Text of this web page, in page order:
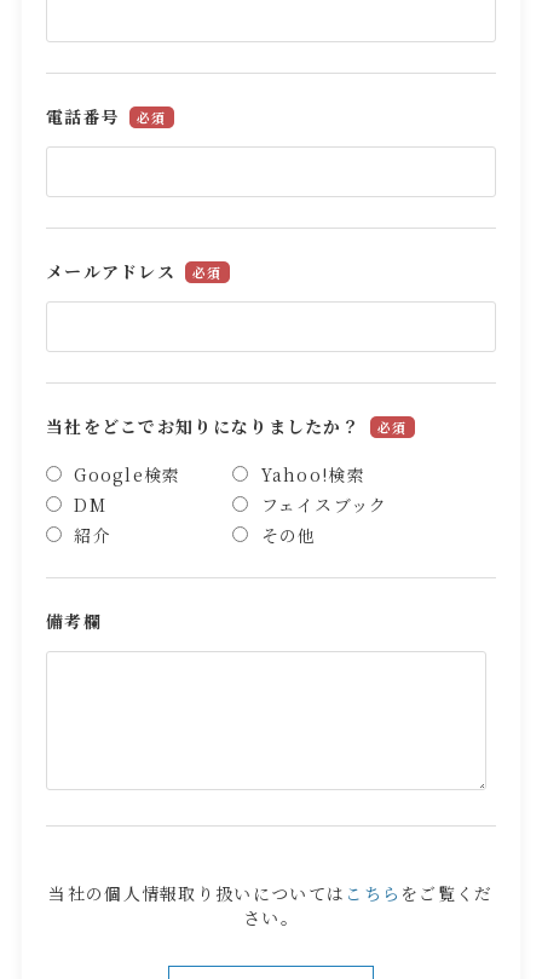
電話番号 必須
メールアドレス 必須
当社をどこでお知りになりましたか？ 必須
Google検索
Yahoo!検索
DM
フェイスブック
紹介
その他
備考欄
当社の個人情報取り扱いについては こちら をご覧くだ
さい。